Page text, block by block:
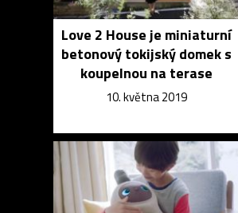
Love 2 House je miniaturní
betonový tokijský domek s
koupelnou na terase
10. května 2019